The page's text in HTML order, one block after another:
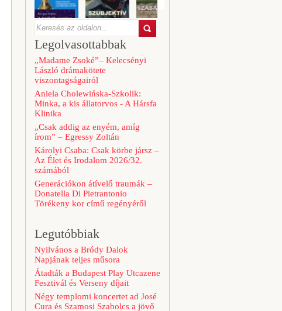
Legolvasottabbak
„Madame Zsoké”– Kelecsényi
László drámakötete
viszontagságairól
Aniela Cholewińska-Szkolik:
Minka, a kis állatorvos - A Hársfa
Klinika
„Csak addig az enyém, amíg
írom” – Egressy Zoltán
Károlyi Csaba: Csak körbe jársz –
Az Élet és Irodalom 2026/32.
számából
Generációkon átívelő traumák –
Donatella Di Pietrantonio
Törékeny kor című regényéről
Legutóbbiak
Nyilvános a Bródy Dalok
Napjának teljes műsora
Átadták a Budapest Play Utcazene
Fesztivál és Verseny díjait
Négy templomi koncertet ad José
Cura és Szamosi Szabolcs a jövő